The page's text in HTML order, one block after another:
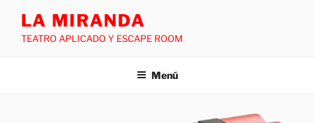
LA MIRANDA
TEATRO APLICADO Y ESCAPE ROOM
Menú